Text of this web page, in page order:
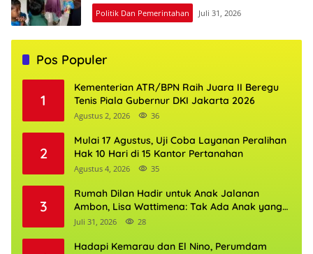
Politik Dan Pemerintahan Juli 31, 2026
Pos Populer
1
Kementerian ATR/BPN Raih Juara II Beregu
Tenis Piala Gubernur DKI Jakarta 2026
Agustus 2, 2026 36
2
Mulai 17 Agustus, Uji Coba Layanan Peralihan
Hak 10 Hari di 15 Kantor Pertanahan
Agustus 4, 2026 35
3
Rumah Dilan Hadir untuk Anak Jalanan
Ambon, Lisa Wattimena: Tak Ada Anak yang
Boleh Kehilangan Masa Depannya
Juli 31, 2026 28
Hadapi Kemarau dan El Nino, Perumdam